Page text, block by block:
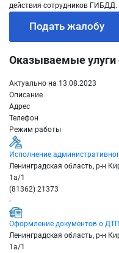
действия сотрудников ГИБДД.
Подать жалобу
Оказываемые улуги
Актуально на 13.08.2023
Описание
Адрес
Телефон
Режим работы
Исполнение
Ленинградская область, р-н
1а/1
(81362) 21373
-
Оформление документов о ДТП
Ленинградская область, р-н
1а/1